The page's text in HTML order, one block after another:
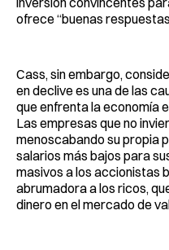
ofrece “buenas
Cass, sin embargo,
en declive es una de las
que enfrenta la economía
Las empresas que no
menoscabando su propia
salarios más bajos para
masivos a los accionistas
abrumadora a los ricos,
dinero en el mercado de